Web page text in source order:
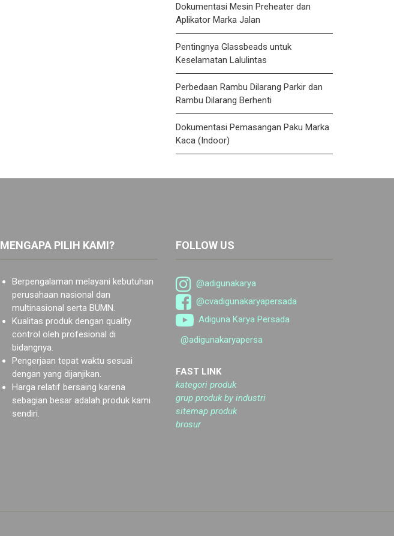
Dokumentasi Mesin Preheater dan
Aplikator Marka Jalan
Pentingnya Glassbeads untuk
Keselamatan Lalulintas
Perbedaan Rambu Dilarang Parkir dan
Rambu Dilarang Berhenti
Dokumentasi Pemasangan Paku Marka
Kaca (Indoor)
MENGAPA PILIH KAMI?
Berpengalaman melayani kebutuhan
perusahaan nasional dan
multinasional serta BUMN.
Kualitas produk dengan quality
control oleh profesional di
bidangnya.
Pengerjaan tepat waktu sesuai
dengan yang dijanjikan.
Harga relatif bersaing karena
sebagian besar adalah produk kami
sendiri.
FOLLOW US
@adigunakarya
@cvadigunakaryapersada
Adiguna Karya Persada
@adigunakaryapersa
FAST LINK
kategori produk
grup produk by industri
sitemap produk
brosur